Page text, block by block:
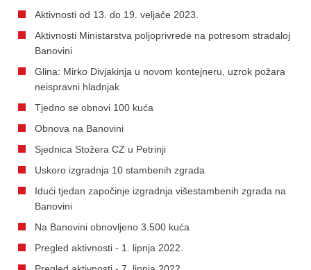
Aktivnosti od 13. do 19. veljače 2023.
Aktivnosti Ministarstva poljoprivrede na potresom stradaloj
Banovini
Glina: Mirko Divjakinja u novom kontejneru, uzrok požara
neispravni hladnjak
Tjedno se obnovi 100 kuća
Obnova na Banovini
Sjednica Stožera CZ u Petrinji
Uskoro izgradnja 10 stambenih zgrada
Idući tjedan započinje izgradnja višestambenih zgrada na
Banovini
Na Banovini obnovljeno 3.500 kuća
Pregled aktivnosti - 1. lipnja 2022.